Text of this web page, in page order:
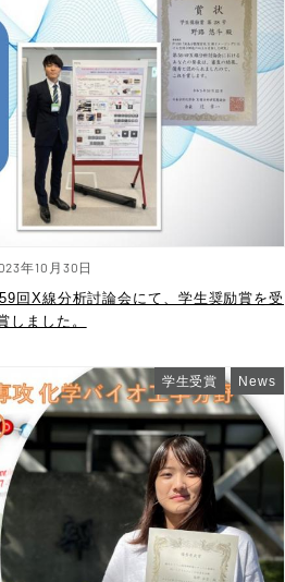
年10月30日
回X線分析討論会にて、学生奨励賞を受
しました。
学生受賞 News